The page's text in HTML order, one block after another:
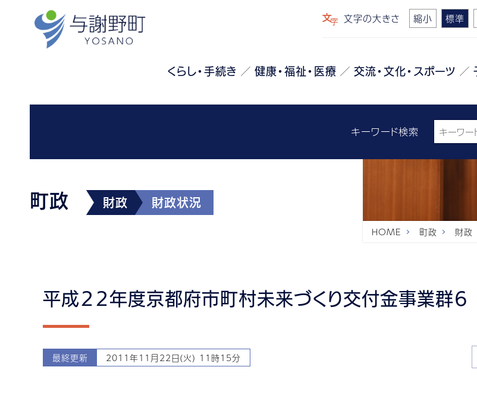
文字の大きさ 縮小 標準
くらし・手続き 健康・福祉・医療 交流・文化・スポーツ
キーワード検索
町政 財政 財政状況
HOME 町政 財政
平成２２年度京都府市町村未来づくり交付金事業群６
最終更新 2011年11月22日(火) 11時15分